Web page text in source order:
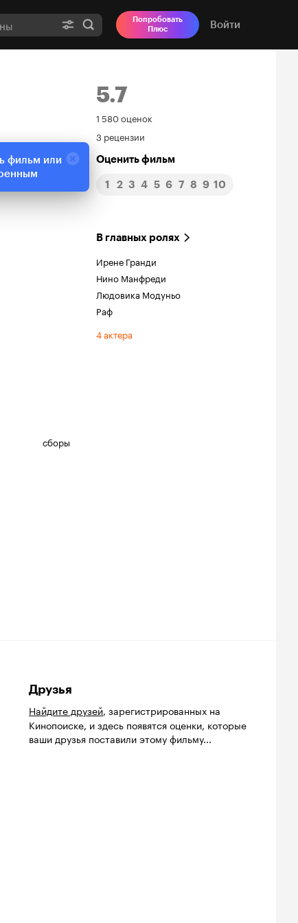
Попробовать
Плюс
Войти
5.7
Рейтинг
Кинопоиска
5.7
1 580 оценок
3 рецензии
Оценить фильм
1 2 3 4 5 6 7 8 9 10
сборы
В главных ролях
Ирене Гранди
Нино Манфреди
Людовика Модуньо
Раф
4 актера
Друзья
Найдите друзей, зарегистрированных на
Кинопоиске, и здесь появятся оценки, которые
ваши друзья поставили этому фильму...
фильм или